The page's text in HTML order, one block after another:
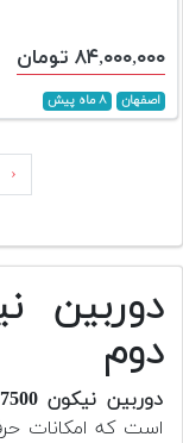
۸۴,۰۰۰,۰۰۰ تومان
اصفهان ۸ ماه پیش
‹
دوم
دوربین نیکون D7500
است که امکانات